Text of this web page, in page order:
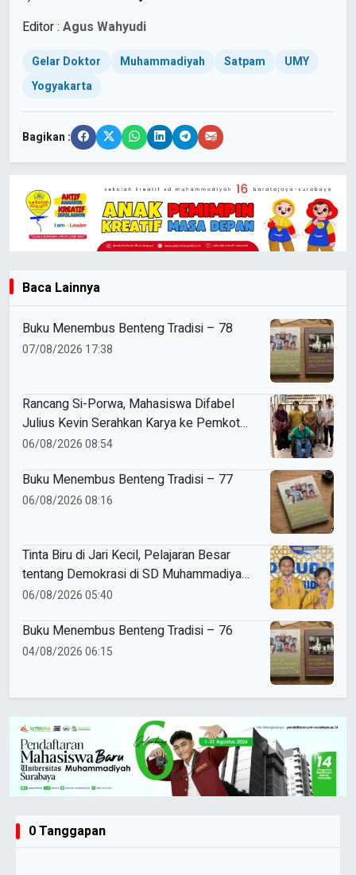
Editor : Agus Wahyudi
Gelar Doktor Muhammadiyah Satpam
UMY
Yogyakarta
Bagikan :
Baca Lainnya
Buku Menembus Benteng Tradisi – 78
07/08/2026 17:38
Rancang Si-Porwa, Mahasiswa Difabel
Julius Kevin Serahkan Karya ke Pemkot
Surabaya
06/08/2026 08:54
Buku Menembus Benteng Tradisi – 77
06/08/2026 08:16
Tinta Biru di Jari Kecil, Pelajaran Besar
tentang Demokrasi di SD Muhammadiyah
5 Porong
06/08/2026 05:40
Buku Menembus Benteng Tradisi – 76
04/08/2026 06:15
0 Tanggapan